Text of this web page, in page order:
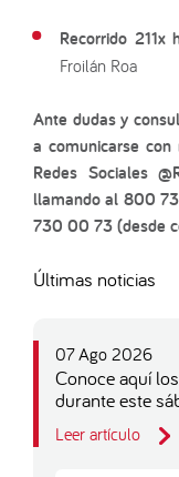
Recorrido 211x
Froilán Roa
Ante dudas y
a comunicarse
Redes Sociales
llamando al 800
730 00 73 (desde
Últimas noticias
07 Ago 2026
Conoce aquí
durante este
Leer artículo